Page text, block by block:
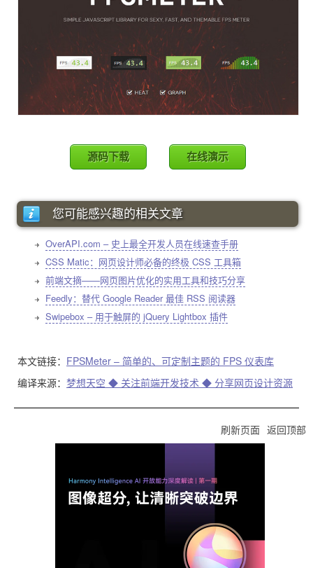
源码下载 在线演示
您可能感兴趣的相关文章
OverAPI.com – 史上最全开发人员在线速查手册
CSS Matic：网页设计师必备的终极 CSS 工具箱
前端文摘——网页图片优化的实用工具和技巧分享
Feedly：替代 Google Reader 最佳 RSS 阅读器
Swipebox – 用于触屏的 jQuery Lightbox 插件
本文链接： FPSMeter – 简单的、可定制主题的 FPS 仪表库
编译来源： 梦想天空 ◆ 关注前端开发技术 ◆ 分享网页设计资源
刷新页面 返回顶部